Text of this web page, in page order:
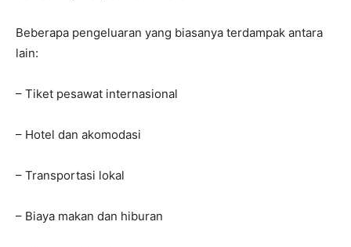
Beberapa pengeluaran yang biasanya terdampak antara
lain:
– Tiket pesawat internasional
– Hotel dan akomodasi
– Transportasi lokal
– Biaya makan dan hiburan